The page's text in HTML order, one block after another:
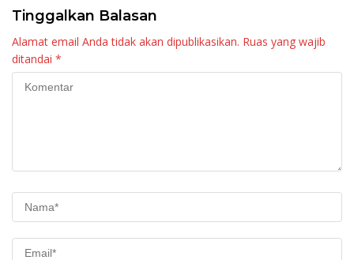
Tinggalkan Balasan
Alamat email Anda tidak akan dipublikasikan. Ruas yang wajib
ditandai *